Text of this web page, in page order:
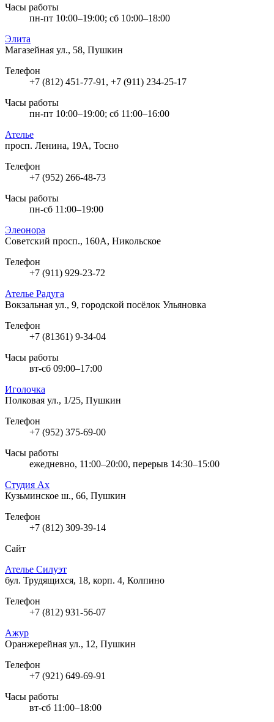
Часы работы
пн-пт 10:00–19:00; сб 10:00–18:00
Элита
Магазейная ул., 58, Пушкин
Телефон
+7 (812) 451-77-91, +7 (911) 234-25-17
Часы работы
пн-пт 10:00–19:00; сб 11:00–16:00
Ателье
просп. Ленина, 19А, Тосно
Телефон
+7 (952) 266-48-73
Часы работы
пн-сб 11:00–19:00
Элеонора
Советский просп., 160А, Никольское
Телефон
+7 (911) 929-23-72
Ателье Радуга
Вокзальная ул., 9, городской посёлок Ульяновка
Телефон
+7 (81361) 9-34-04
Часы работы
вт-сб 09:00–17:00
Иголочка
Полковая ул., 1/25, Пушкин
Телефон
+7 (952) 375-69-00
Часы работы
ежедневно, 11:00–20:00, перерыв 14:30–15:00
Студия Ах
Кузьминское ш., 66, Пушкин
Телефон
+7 (812) 309-39-14
Сайт
Ателье Силуэт
бул. Трудящихся, 18, корп. 4, Колпино
Телефон
+7 (812) 931-56-07
Ажур
Оранжерейная ул., 12, Пушкин
Телефон
+7 (921) 649-69-91
Часы работы
вт-сб 11:00–18:00